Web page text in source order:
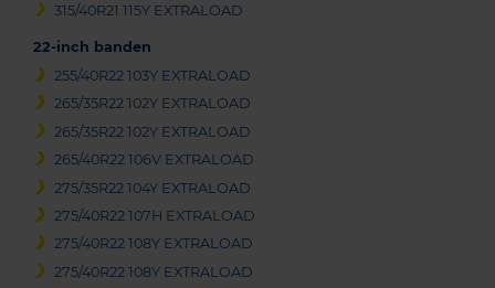
315/40R21 115Y EXTRALOAD
22-inch banden
255/40R22 103Y EXTRALOAD
265/35R22 102Y EXTRALOAD
265/35R22 102Y EXTRALOAD
265/40R22 106V EXTRALOAD
275/35R22 104Y EXTRALOAD
275/40R22 107H EXTRALOAD
275/40R22 108Y EXTRALOAD
275/40R22 108Y EXTRALOAD